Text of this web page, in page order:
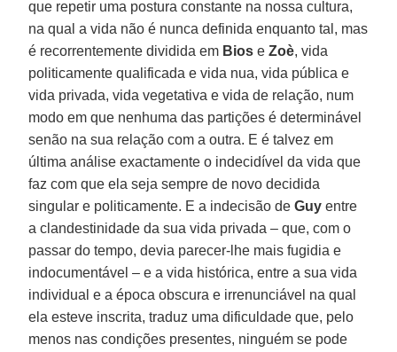
que repetir uma postura constante na nossa cultura,
na qual a vida não é nunca definida enquanto tal, mas
é recorrentemente dividida em Bios eZoè, vida
politicamente qualificada e vida nua, vida pública e
vida privada, vida vegetativa e vida de relação, num
modo em que nenhuma das partições é determinável
senão na sua relação com a outra. E é talvez em
última análise exactamente o indecidível da vida que
faz com que ela seja sempre de novo decidida
singular e politicamente. E a indecisão deGuy entre
a clandestinidade da sua vida privada – que, com o
passar do tempo, devia parecer-lhe mais fugidia e
indocumentável – e a vida histórica, entre a sua vida
individual e a época obscura e irrenunciável na qual
ela esteve inscrita, traduz uma dificuldade que, pelo
menos nas condições presentes, ninguém se pode